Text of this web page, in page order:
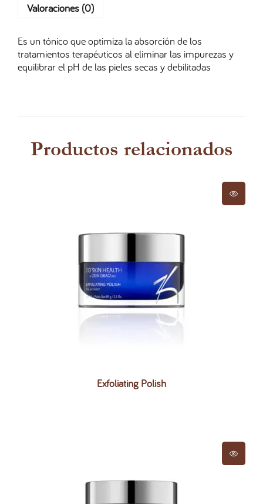
Valoraciones (0)
Es un tónico que optimiza la absorción de los
tratamientos terapéuticos al eliminar las impurezas y
equilibrar el pH de las pieles secas y debilitadas
Productos relacionados
Exfoliating Polish